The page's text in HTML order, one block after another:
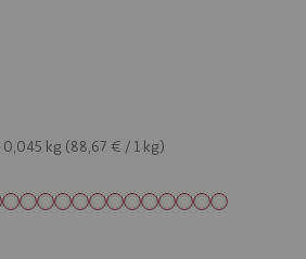
0,045 kg (88,67 € / 1 kg)